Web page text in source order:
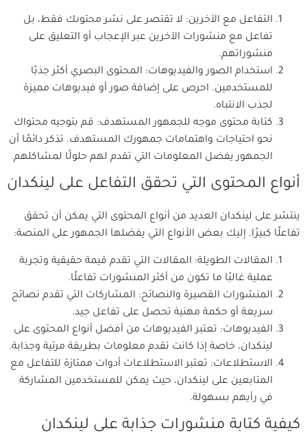
التفاعل مع الآخرين: لا تقتصر على نشر محتوىك فقط، بل
تفاعل مع منشورات الآخرين عبر الإعجاب أو التعليق على
منشوراتهم.
استخدام الصور والفيديوهات: المحتوى البصري أكثر جذبًا
للمستخدمين. احرص على إضافة صور أو فيديوهات مميزة
لجذب الانتباه.
كتابة محتوى موجه للجمهور المستهدف: قم بتوجيه محتواك
نحو احتياجات واهتمامات جمهورك المستهدف. تذكر دائمًا أن
الجمهور يفضل المعلومات التي تقدم لهم حلولًا لمشاكلهم.
أنواع المحتوى التي تحقق التفاعل على لينكدان
ينتشر على لينكدان العديد من أنواع المحتوى التي يمكن أن تحقق
تفاعلًا كبيرًا. إليك بعض الأنواع التي يفضلها الجمهور على المنصة:
المقالات الطويلة: المقالات التي تقدم قيمة حقيقية وتجربة
عملية غالبًا ما تكون من أكثر المنشورات تفاعلًا.
المنشورات القصيرة والنصائح: المشاركات التي تقدم نصائح
سريعة أو حكمة مهنية تحصل على تفاعل جيد.
الفيديوهات: تعتبر الفيديوهات من أفضل أنواع المحتوى على
لينكدان، خاصة إذا كانت تقدم معلومات بطريقة مرئية وجذابة.
الاستطلاعات: تعتبر الاستطلاعات أدوات ممتازة للتفاعل مع
المتابعين على لينكدان، حيث يمكن للمستخدمين المشاركة
في رأيهم بسهولة.
كيفية كتابة منشورات جذابة على لينكدان